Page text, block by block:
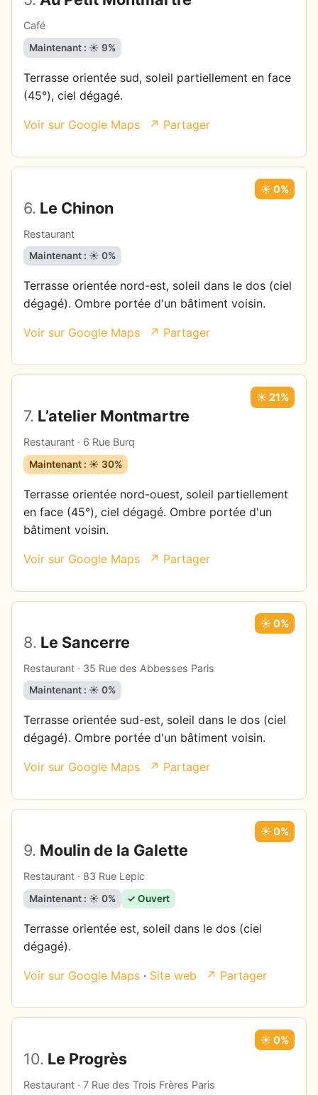
Café
Maintenant : ☀️ 9%
Terrasse orientée sud, soleil partiellement en face
(45°), ciel dégagé.
Voir sur Google Maps ↗ Partager
6. Le Chinon
Restaurant
☀️ 0%
Maintenant : ☀️ 0%
Terrasse orientée nord-est, soleil dans le dos (ciel
dégagé). Ombre portée d'un bâtiment voisin.
Voir sur Google Maps ↗ Partager
7. L’atelier Montmartre
Restaurant · 6 Rue Burq
☀️ 21%
Maintenant : ☀️ 30%
Terrasse orientée nord-ouest, soleil partiellement
en face (45°), ciel dégagé. Ombre portée d'un
bâtiment voisin.
Voir sur Google Maps ↗ Partager
8. Le Sancerre
Restaurant · 35 Rue des Abbesses Paris
☀️ 0%
Maintenant : ☀️ 0%
Terrasse orientée sud-est, soleil dans le dos (ciel
dégagé). Ombre portée d'un bâtiment voisin.
Voir sur Google Maps ↗ Partager
9. Moulin de la Galette
Restaurant · 83 Rue Lepic
☀️ 0%
Maintenant : ☀️ 0% ✓ Ouvert
Terrasse orientée est, soleil dans le dos (ciel
dégagé).
Voir sur Google Maps · Site web ↗ Partager
10. Le Progrès
Restaurant · 7 Rue des Trois Frères Paris
☀️ 0%